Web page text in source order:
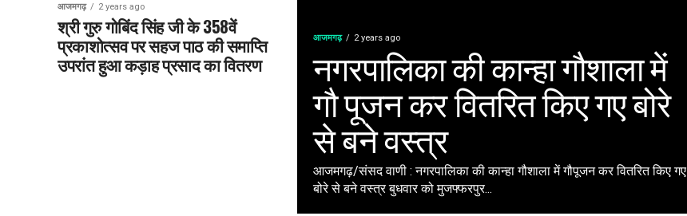
आजमगढ़ 2 years ago
नगरपालिका की कान्हा गौशाला में
गौ पूजन कर वितरित किए गए बोरे
से बने वस्त्र
आजमगढ़/संसद वाणी : नगरपालिका की कान्हा गौशाला में गौपूजन कर वितरित किए गए
बोरे से बने वस्त्र बुधवार को मुजफ्फरपुर...
आजमगढ़ 2 years ago
श्री गुरु गोबिंद सिंह जी के 358वें
प्रकाशोत्सव पर सहज पाठ की समाप्ति
उपरांत हुआ कड़ाह प्रसाद का वितरण